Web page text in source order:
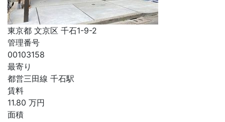
東京都 文京区 千石1-9-2
管理番号
00103158
最寄り
都営三田線 千石駅
賃料
11.80 万円
面積